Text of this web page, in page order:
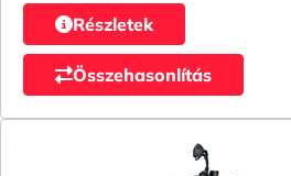
Részletek
Összehasonlítás